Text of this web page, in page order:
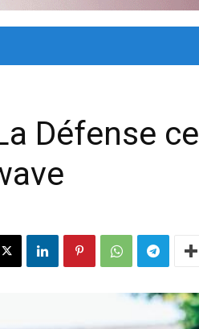
Défense ce